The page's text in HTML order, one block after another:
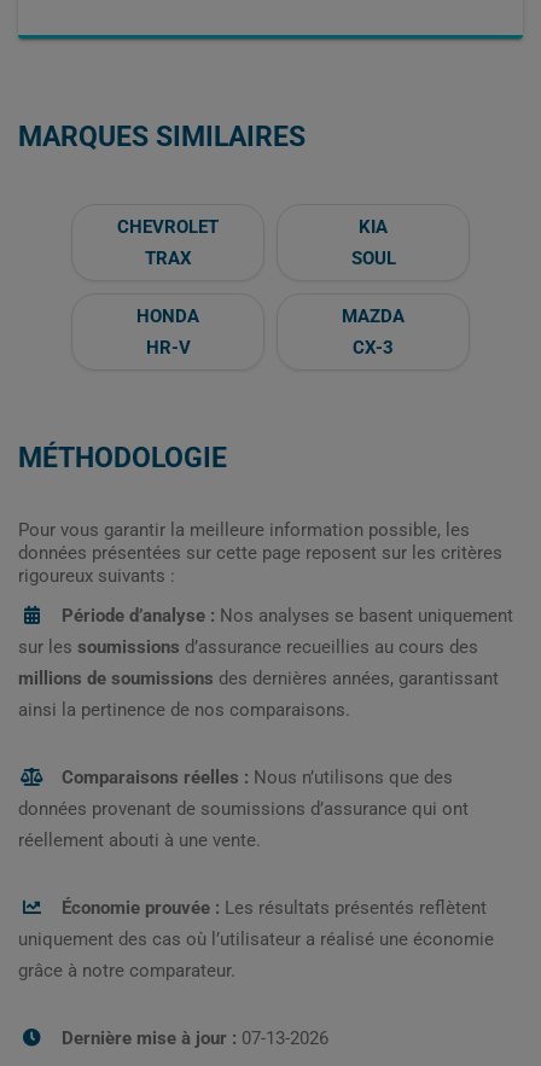
MARQUES SIMILAIRES
CHEVROLET
TRAX
KIA
SOUL
HONDA
HR-V
MAZDA
CX-3
MÉTHODOLOGIE
Pour vous garantir la meilleure information possible, les
données présentées sur cette page reposent sur les critères
rigoureux suivants :
Période d’analyse : Nos analyses se basent uniquement
sur les soumissions d’assurance recueillies au cours des
millions de soumissions des dernières années, garantissant
ainsi la pertinence de nos comparaisons.
Comparaisons réelles : Nous n’utilisons que des
données provenant de soumissions d’assurance qui ont
réellement abouti à une vente.
Économie prouvée : Les résultats présentés reflètent
uniquement des cas où l’utilisateur a réalisé une économie
grâce à notre comparateur.
Dernière mise à jour : 07-13-2026